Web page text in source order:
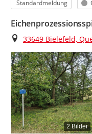
Kategorie
Standardmeldung
Ort
33649 Bielefeld,
2 Bilder